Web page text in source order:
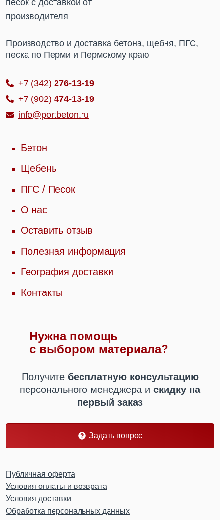
Производство и доставка бетона, щебня, ПГС,
песка по Перми и Пермскому краю
+7 (342) 276-13-19
+7 (902) 474-13-19
info@portbeton.ru
Бетон
Щебень
ПГС / Песок
О нас
Оставить отзыв
Полезная информация
География доставки
Контакты
Нужна помощь
с выбором материала?
Получите бесплатную консультацию
персонального менеджера и скидку на
первый заказ
Задать вопрос
Публичная оферта
Условия оплаты и возврата
Условия доставки
Обработка персональных данных